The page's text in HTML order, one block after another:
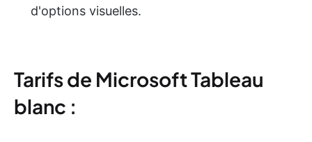
d'options visuelles.
Tarifs de Microsoft Tableau
blanc :